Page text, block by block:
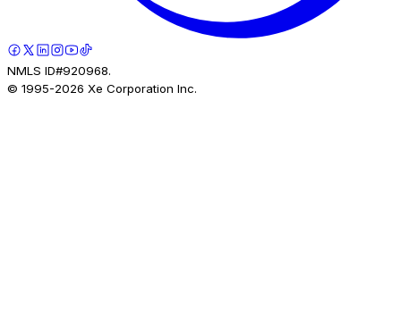
NMLS ID#920968.
© 1995-2026 Xe Corporation Inc.